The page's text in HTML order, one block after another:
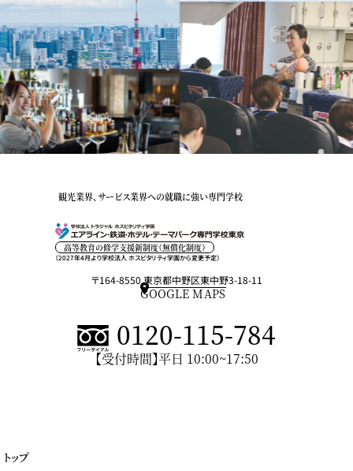
観光業界、サービス業界への就職に強い専門学校
高等教育の修学支援新制度（無償化制度）
（2027年4月より学校法人 ホスピタリティ学園から変更予定）
〒164-8550 東京都中野区東中野3-18-11
GOOGLE MAPS
0120-115-784
【受付時間】平日 10:00~17:50
トップ